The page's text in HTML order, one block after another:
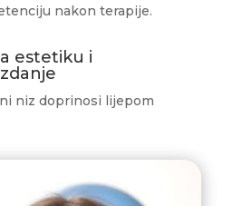
nakon terapije.
estetiku i
niz doprinosi lijepom